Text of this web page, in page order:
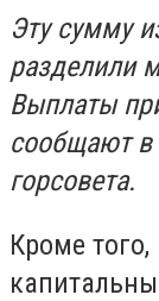
Эту сумму
разделили
Выплаты
сообщают в
горсовета.
Кроме того,